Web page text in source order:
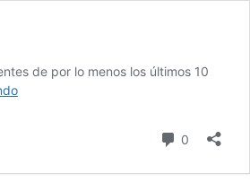
de por lo menos los últimos 10
Columna
0